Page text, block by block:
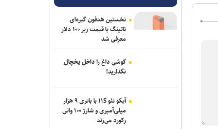
نخستین هدفون گیره‌ای
ناتینگ با قیمت زیر ۱۰۰ دلار
معرفی شد
گوشی داغ را داخل یخچال
نگذارید!
آیکو نئو ۱۱S با باتری ۹ هزار
میلی‌آمپری و شارژ ۱۰۰ واتی
رکورد می‌زند